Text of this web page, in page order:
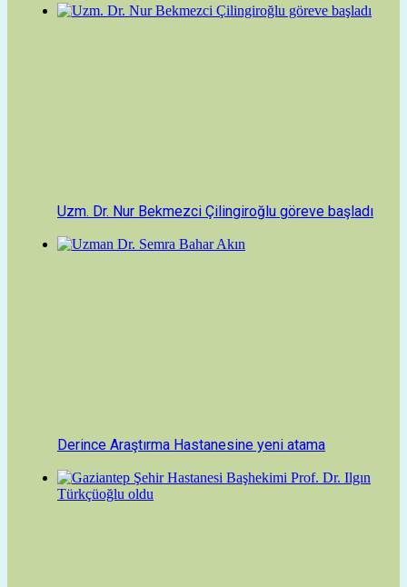
Uzm. Dr. Nur Bekmezci Çilingiroğlu göreve başladı
Derince Araştırma Hastanesine yeni atama